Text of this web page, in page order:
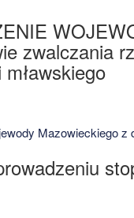
zwalczania
Mazowieckiego z